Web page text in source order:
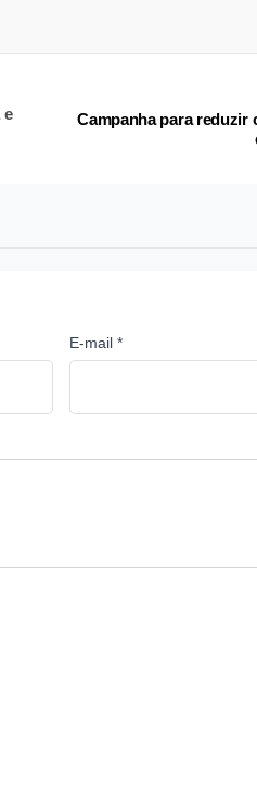
e
Campanha para reduzir
E-mail *